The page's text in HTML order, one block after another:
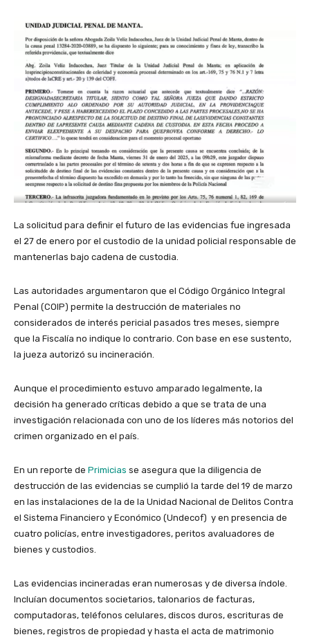
La solicitud para definir el futuro de las evidencias fue ingresada
el 27 de enero por el custodio de la unidad policial responsable de
mantenerlas bajo cadena de custodia.
Las autoridades argumentaron que el Código Orgánico Integral
Penal (COIP) permite la destrucción de materiales no
considerados de interés pericial pasados tres meses, siempre
que la Fiscalía no indique lo contrario. Con base en ese sustento,
la jueza autorizó su incineración.
Aunque el procedimiento estuvo amparado legalmente, la
decisión ha generado críticas debido a que se trata de una
investigación relacionada con uno de los líderes más notorios del
crimen organizado en el país.
En un reporte de Primicias se asegura que la diligencia de
destrucción de las evidencias se cumplió la tarde del 19 de marzo
en las instalaciones de la de la Unidad Nacional de Delitos Contra
el Sistema Financiero y Económico (Undecof) y en presencia de
cuatro policías, entre investigadores, peritos avaluadores de
bienes y custodios.
Las evidencias incineradas eran numerosas y de diversa índole.
Incluían documentos societarios, talonarios de facturas,
computadoras, teléfonos celulares, discos duros, escrituras de
bienes, registros de propiedad y hasta el acta de matrimonio